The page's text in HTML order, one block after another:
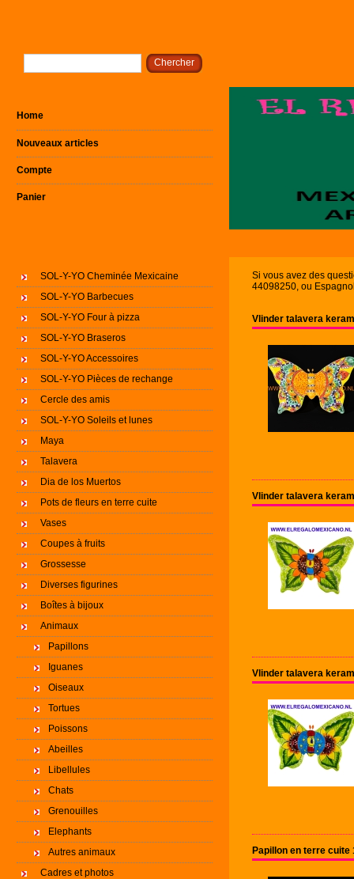
Home
Nouveaux articles
Compte
Panier
SOL-Y-YO Cheminée Mexicaine
SOL-Y-YO Barbecues
SOL-Y-YO Four à pizza
SOL-Y-YO Braseros
SOL-Y-YO Accessoires
SOL-Y-YO Pièces de rechange
Cercle des amis
SOL-Y-YO Soleils et lunes
Maya
Talavera
Dia de los Muertos
Pots de fleurs en terre cuite
Vases
Coupes à fruits
Grossesse
Diverses figurines
Boîtes à bijoux
Animaux
Papillons
Iguanes
Oiseaux
Tortues
Poissons
Abeilles
Libellules
Chats
Grenouilles
Elephants
Autres animaux
Cadres et photos
Si vous avez des
44098250, ou
Vlinder talavera
Vlinder talavera
Vlinder talavera
Papillon en terre cuite